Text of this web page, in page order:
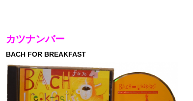
カツナンバー
BACH FOR BREAKFAST